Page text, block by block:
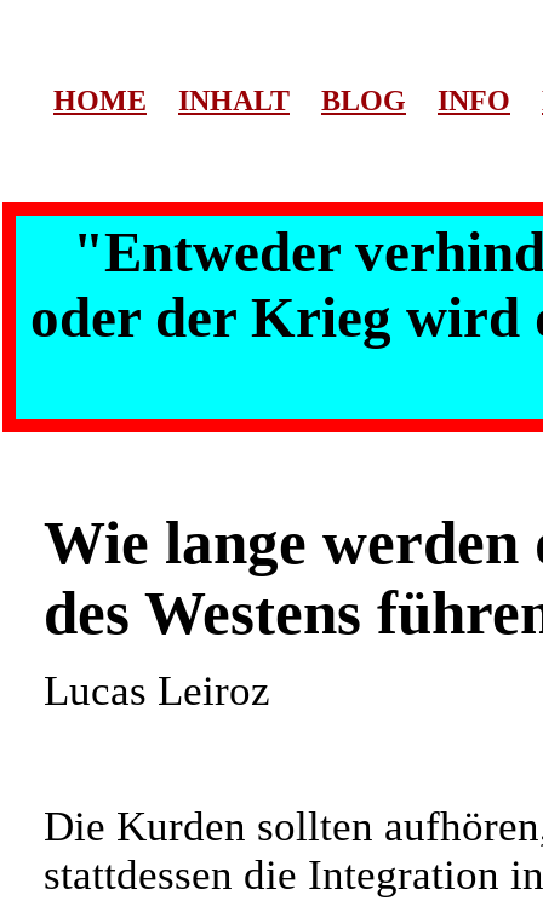
HOME INHALT BLOG INFO
"Entweder
oder der Krieg wird
Wie lange
des Westens
Lucas Leiroz
Die Kurden sollten
stattdessen die Integration